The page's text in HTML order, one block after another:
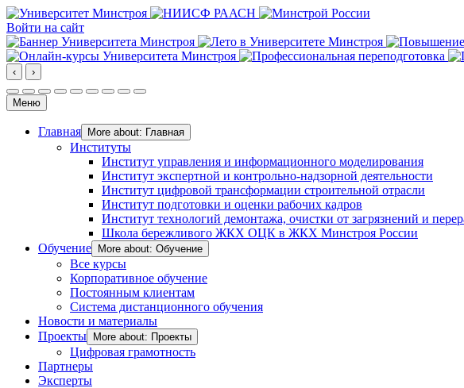
Войти на сайт
‹ ›
Меню
Главная More about: Главная
Институты
Институт управления и информационного моделирования
Институт экспертной и контрольно-надзорной деятельности
Институт цифровой трансформации строительной отрасли
Институт подготовки и оценки рабочих кадров
Институт технологий демонтажа, очистки от загрязнений и
Школа бережливого ЖКХ ОЦК в ЖКХ Минстроя России
Обучение
More about: Обучение
Все курсы
Корпоративное обучение
Постоянным клиентам
Система дистанционного обучения
Новости и материалы
Проекты
More about: Проекты
Цифровая грамотность
Партнеры
Эксперты